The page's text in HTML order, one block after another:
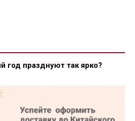
год празднуют так ярко?